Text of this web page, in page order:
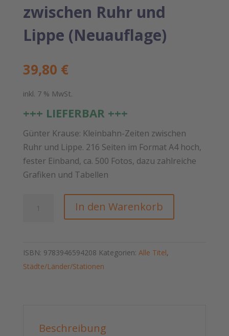
zwischen Ruhr und
Lippe (Neuauflage)
39,80 €
inkl. 7 % MwSt.
+++ LIEFERBAR +++
Günter Krause: Kleinbahn-Zeiten zwischen
Ruhr und Lippe. 216 Seiten im Format A4 hoch,
fester Einband, ca. 500 Fotos, dazu zahlreiche
Grafiken und Tabellen
Zeiten
und
Lippe
In den Warenkorb
ISBN: 9783946594208 Kategorien: Alle Titel,
Städte/Länder/Stationen
Beschreibung